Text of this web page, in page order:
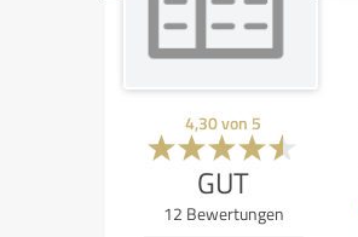
4,30von 5
GUT
12 Bewertungen